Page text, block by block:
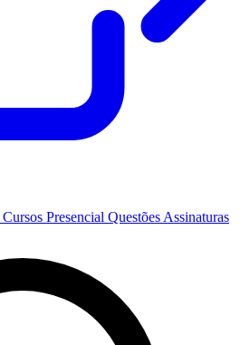
Cursos Presencial Questões Assinaturas